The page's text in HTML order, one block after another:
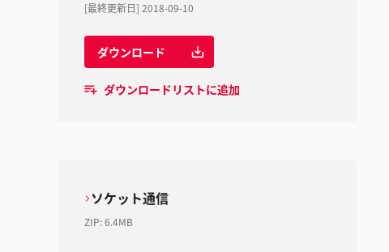
[最終更新日] 2018-09-10
ダウンロード
ダウンロードリストに追加
ソケット通信
ZIP:6.4MB